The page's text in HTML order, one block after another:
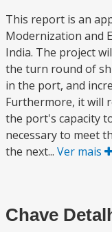
This report is an
Modernization and
India. The project
the turn round of
in the port, and
Furthermore, it will
the port's capacity
necessary to meet
the next... Ver mais
Chave